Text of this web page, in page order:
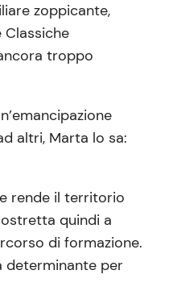
zoppicante,
troppo
altri, Marta lo sa:
rende il territorio
quindi a
di formazione.
determinante per